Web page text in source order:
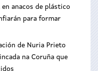
en anacos de plástico
para formar
de Nuria Prieto
na Coruña que